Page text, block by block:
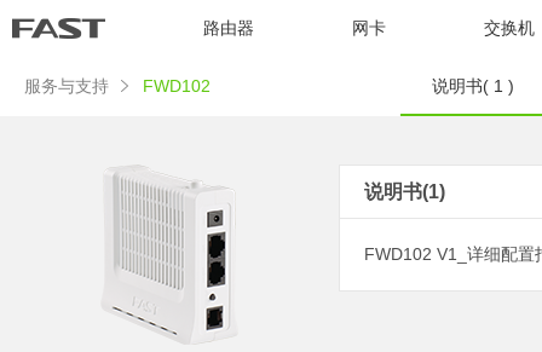
路由器 网卡 交换机
服务与支持 FWD102 说明书( 1 )
说明书(1)
FWD102 V1_详细配置